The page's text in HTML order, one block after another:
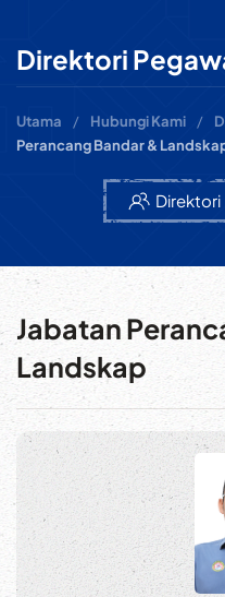
Direktori
Utama Hubungi Kami
Perancang Bandar &
Direktori
Jabatan
Landskap